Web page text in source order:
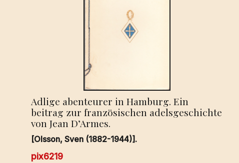
Adlige abenteurer in Hamburg. Ein
beitrag zur französischen adelsgeschichte
von Jean D’Armes.
[Olsson, Sven (1882-1944)].
pix6219